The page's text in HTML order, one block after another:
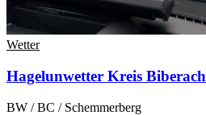
Wetter
Hagelunwetter Kreis Biberach
BW / BC / Schemmerberg